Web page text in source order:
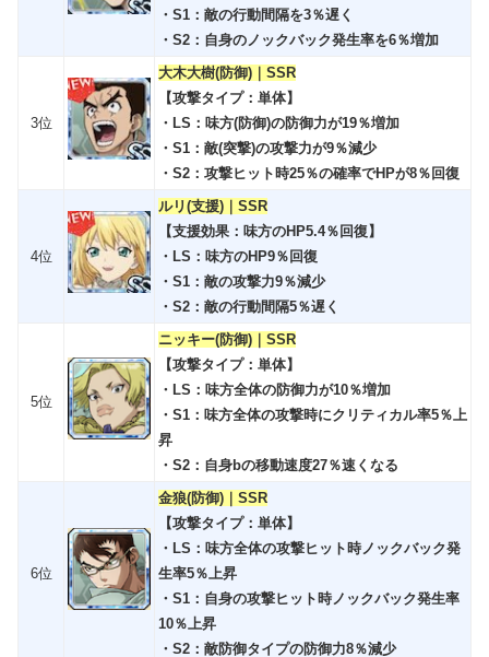
・S1：敵の行動間隔を3％遅く
・S2：自身のノックバック発生率を6％増加
3位
大木大樹(防御)｜SSR
【攻撃タイプ：単体】
・LS：味方(防御)の防御力が19％増加
・S1：敵(突撃)の攻撃力が9％減少
・S2：攻撃ヒット時25％の確率でHPが8％回復
4位
ルリ(支援)｜SSR
【支援効果：味方のHP5.4％回復】
・LS：味方のHP9％回復
・S1：敵の攻撃力9％減少
・S2：敵の行動間隔5％遅く
5位
ニッキー(防御)｜SSR
【攻撃タイプ：単体】
・LS：味方全体の防御力が10％増加
・S1：味方全体の攻撃時にクリティカル率5％上
昇
・S2：自身bの移動速度27％速くなる
6位
金狼(防御)｜SSR
【攻撃タイプ：単体】
・LS：味方全体の攻撃ヒット時ノックバック発
生率5％上昇
・S1：自身の攻撃ヒット時ノックバック発生率
10％上昇
・S2：敵防御タイプの防御力8％減少